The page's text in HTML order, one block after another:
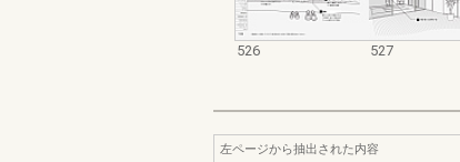
526 527
左ページから抽出された内容